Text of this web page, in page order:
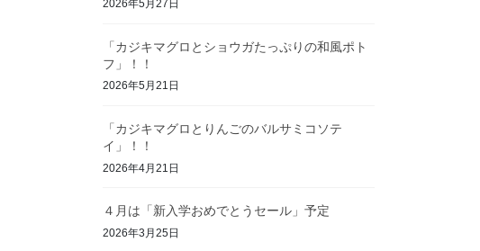
2026年5月27日
「カジキマグロとショウガたっぷりの和風ポト
フ」！！
2026年5月21日
「カジキマグロとりんごのバルサミコソテ
イ」！！
2026年4月21日
４月は「新入学おめでとうセール」予定
2026年3月25日